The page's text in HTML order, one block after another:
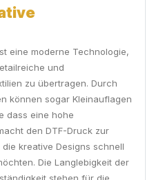
eine moderne Technologie,
und
zu übertragen. Durch
können sogar Kleinauflagen
dass eine hohe
den DTF-Druck zur
kreative Designs schnell
Die Langlebigkeit der